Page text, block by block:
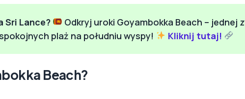
Sri Lance?
Odkryj uroki Goyambokka Beach – jednej z
plaż na południu wyspy!
Kliknij tutaj!
Beach?